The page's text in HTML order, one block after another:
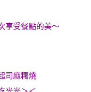
享受餐點的美～
司麻糬燒